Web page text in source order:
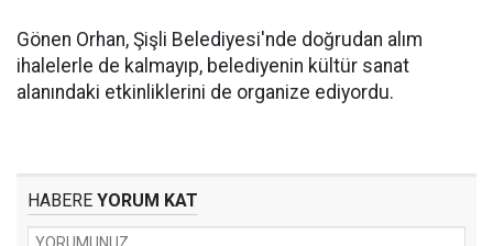
Gönen Orhan, Şişli Belediyesi'nde doğrudan alım
ihalelerle de kalmayıp, belediyenin kültür sanat
alanındaki etkinliklerini de organize ediyordu.
HABERE YORUM KAT